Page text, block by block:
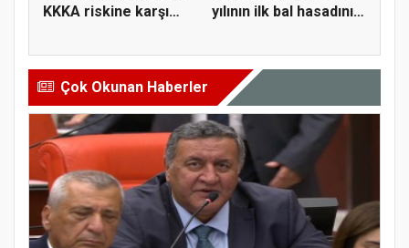
KKKA riskine karşı
yılının ilk bal hasadını
Çok Okunan Haberler